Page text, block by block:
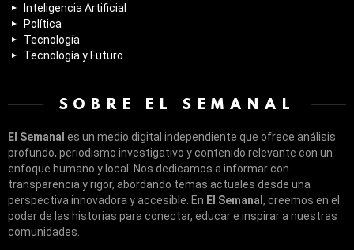
Inteligencia Artificial
Política
Tecnología
Tecnología y Futuro
SOBRE EL SEMANAL
El Semanal es un medio digital independiente que ofrece análisis
profundo, periodismo investigativo y contenido relevante con un
enfoque humano y local. Nos dedicamos a informar con
transparencia y rigor, abordando temas actuales desde una
perspectiva innovadora y accesible. En El Semanal , creemos en el
poder de las historias para conectar, educar e inspirar a nuestras
comunidades.